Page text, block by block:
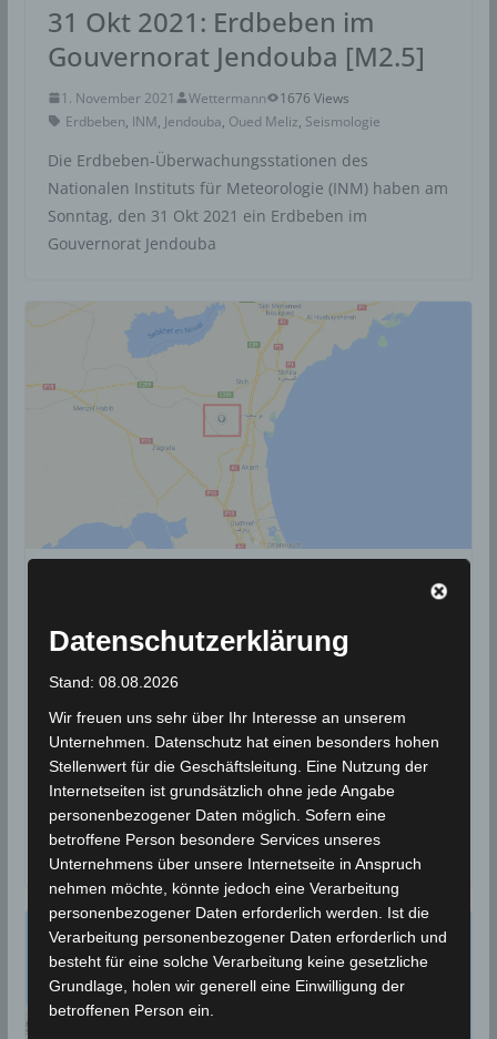
31 Okt 2021: Erdbeben im
Gouvernorat Jendouba [M2.5]
1. November 2021 Wettermann
1676 Views
Erdbeben, INM, Jendouba, Oued Meliz, Seismologie
Die Erdbeben-Überwachungsstationen des
Nationalen Instituts für Meteorologie (INM) haben am
Sonntag, den 31 Okt 2021 ein Erdbeben im
Gouvernorat Jendouba
13 Okt 2021: Erdbeben im
Gouvernorat Sfax [M3.18]
13. Oktober 2021 Wettermann
Die Erdbeben-Überwachungsstationen des
Nationalen Instituts für Meteorologie (INM) haben am
Mittwoch, den 13 Okt 2021 ein Erdbeben im
Datenschutzerklärung
Stand: 08.08.2026
Wir freuen uns sehr über Ihr Interesse an unserem
Unternehmen. Datenschutz hat einen besonders hohen
Stellenwert für die Geschäftsleitung. Eine Nutzung der
Internetseiten ist grundsätzlich ohne jede Angabe
personenbezogener Daten möglich. Sofern eine
betroffene Person besondere Services unseres
Unternehmens über unsere Internetseite in Anspruch
nehmen möchte, könnte jedoch eine Verarbeitung
personenbezogener Daten erforderlich werden. Ist die
Verarbeitung personenbezogener Daten erforderlich und
besteht für eine solche Verarbeitung keine gesetzliche
Grundlage, holen wir generell eine Einwilligung der
betroffenen Person ein.